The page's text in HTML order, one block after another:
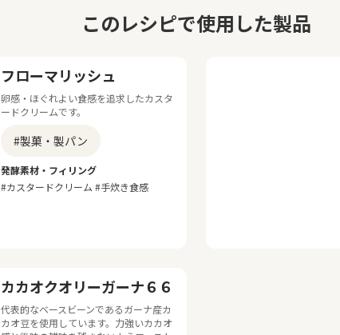
このレシピで使用した製品
フローマリッシュ
卵感・ほぐれよい食感を追求したカスタ
ードクリームです。
#製菓・製パン
発酵素材・フィリング
#カスタードクリーム #手炊き食感
カカオクオリーガーナ６６
代表的なベースビーンであるガーナ産カ
カオ豆を使用しています。力強いカカオ